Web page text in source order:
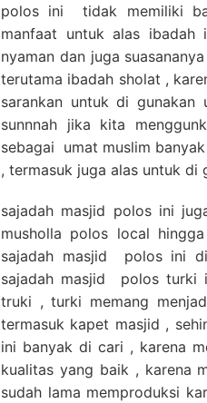
polos ini tidak memiliki
manfaat untuk alas ibadah
nyaman dan juga
terutama ibadah sholat ,
sarankan untuk di
sunnnah jika kita
sebagai umat muslim
, termasuk juga alas untuk di
sajadah masjid polos ini
musholla polos local
sajadah masjid polos ini
sajadah masjid polos turki
truki , turki memang
termasuk kapet masjid ,
ini banyak di cari , karena
kualitas yang baik , karena
sudah lama memproduksi